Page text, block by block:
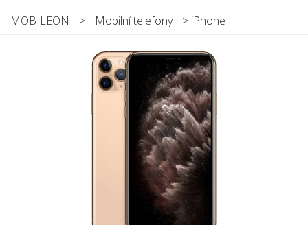
MOBILEON > Mobilní telefony > iPhone